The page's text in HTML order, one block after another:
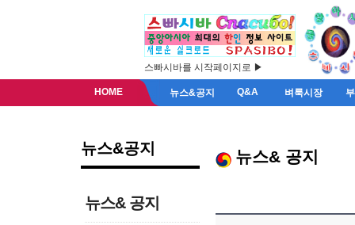
스빠시바를 시작페이지로 ▶
HOME 뉴스&공지 Q&A 벼룩시장
뉴스&공지
뉴스& 공지
뉴스& 공지